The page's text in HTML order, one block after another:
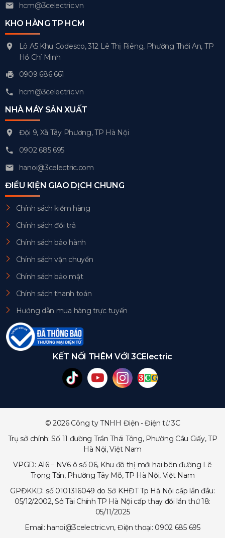
hcm@3celectric.vn
KHO HÀNG TP HCM
Lô A5 Khu Codesco, 312 Lê Thị Riêng, Phường Thới An, TP
Hồ Chí Minh
0909 686 661
hcm@3celectric.vn
NHÀ MÁY SẢN XUẤT
Đội 9, Xã Tây Phương, TP Hà Nội
0902 685 695
hanoi@3celectric.com
ĐIỀU KIỆN GIAO DỊCH CHUNG
Chính sách kiểm hàng
Chính sách đổi trả
Chính sách bảo hành
Chính sách vận chuyển
Chính sách bảo mật
Chính sách thanh toán
Hướng dẫn mua hàng trực tuyến
KẾT NỐI THÊM VỚI 3CElectric
© 2026 Công ty TNHH Điện - Điện tử 3C
Trụ sở chính: Số 11 đường Trần Thái Tông, Phường Cầu Giấy, TP
Hà Nội, Việt Nam
VPGD: A16 – NV6 ô số 06, Khu đô thị mới hai bên đường Lê
Trọng Tấn, Phường Tây Mỗ, TP Hà Nội, Việt Nam
GPĐKKD: số 0101316049 do Sở KHĐT Tp Hà Nội cấp lần đầu:
05/12/2002, Sở Tài Chính TP Hà Nội cấp thay đổi lần thứ 18:
05/11/2025
Email: hanoi@3celectric.vn, Điện thoại: 0902 685 695